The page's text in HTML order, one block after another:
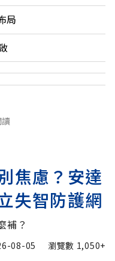
局
焦慮？安達
失智防護網
補？
08-05 瀏覽數 1,050+